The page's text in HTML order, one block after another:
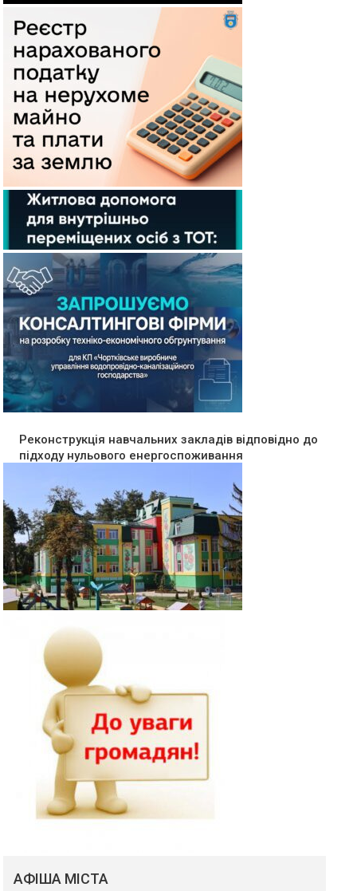
Реконструкція навчальних закладів відповідно до
підходу нульового енергоспоживання
АФІША МІСТА